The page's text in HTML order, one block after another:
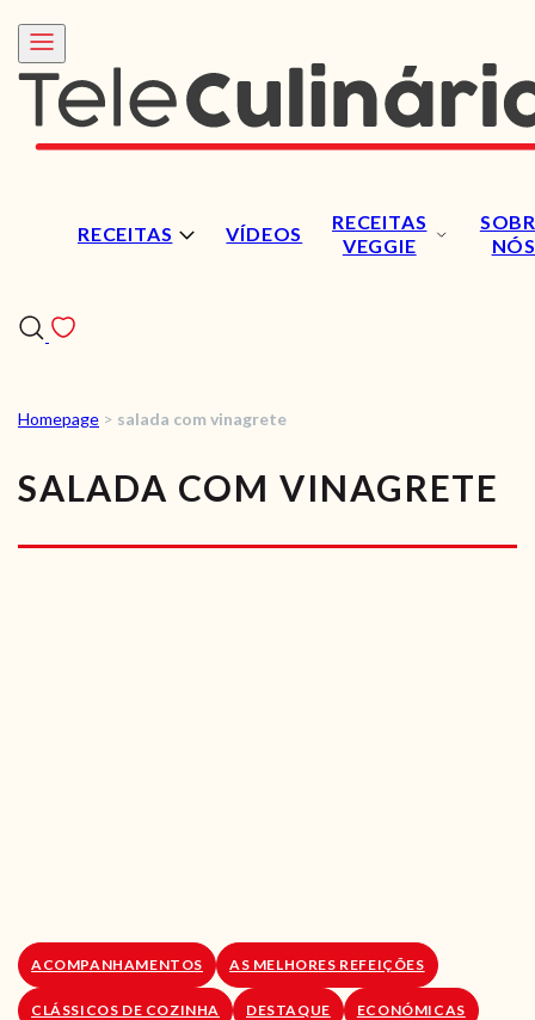
RECEITAS VÍDEOS
RECEITAS
VEGGIE
NÓS
RECEITAS
VÍDEOS
RECEITAS VEGGIE
Homepage > salada com vinagrete
SALADA COM VINAGRETE
ACOMPANHAMENTOS AS MELHORES REFEIÇÕES
CLÁSSICOS DE COZINHA DESTAQUE ECONÓMICAS